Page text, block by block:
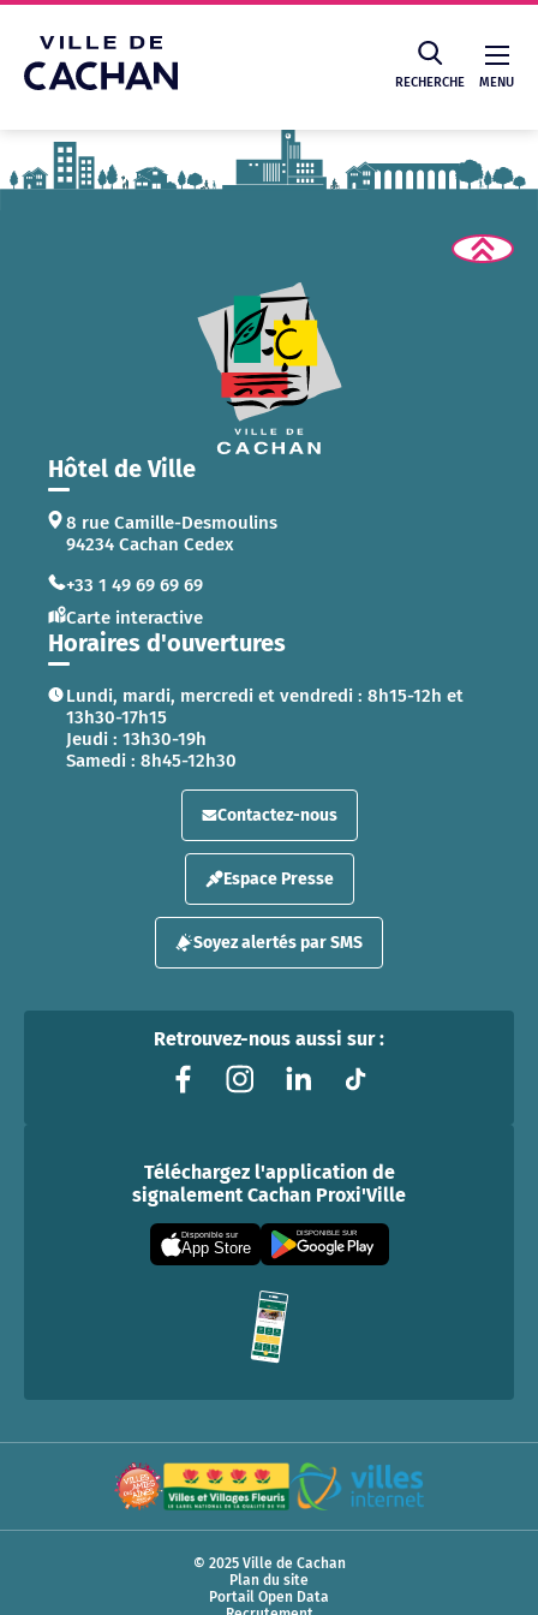
RECHERCHE MENU
Recherche
Hôtel de Ville
8 rue Camille-Desmoulins
94234 Cachan Cedex
+33 1 49 69 69 69
Carte interactive
Horaires d'ouvertures
Lundi, mardi, mercredi et vendredi : 8h15-12h et
13h30-17h15
Jeudi : 13h30-19h
Samedi : 8h45-12h30
Contactez-nous
Espace Presse
Soyez alertés par SMS
Retrouvez-nous aussi sur :
Téléchargez l'application de
signalement Cachan Proxi'Ville
Disponible sur
App Store
DISPONIBLE SUR
© 2025 Ville de Cachan
Plan du site
Portail Open Data
Cookies management panel